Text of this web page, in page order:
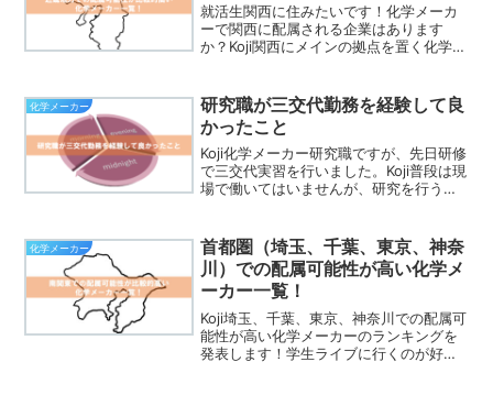
就活生関西に住みたいです！化学メーカ
ーで関西に配属される企業はあります
か？Koji関西にメインの拠点を置く化学メ
所だけで選ぶのではなく、行きたい企業
が行きたい場所に拠点...
化学メーカー
研究職が三交代勤務を経験して良
かったこと
Koji化学メーカー研究職ですが、先日研修
で三交代実習を行いました。Koji普段は現
場で働いてはいませんが、研究を行う上
ていきます！この記事が役に立つ人 ⇒ 今
後三交代...
化学メーカー
首都圏（埼玉、千葉、東京、神奈
川）での配属可能性が高い化学メ
ーカー一覧！
Koji埼玉、千葉、東京、神奈川での配属可
能性が高い化学メーカーのランキングを
発表します！学生ライブに行くのが好き